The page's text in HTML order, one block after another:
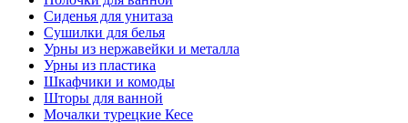
Сиденья для унитаза
Сушилки для белья
Урны из нержавейки и металла
Урны из пластика
Шкафчики и комоды
Шторы для ванной
Мочалки турецкие Кесе